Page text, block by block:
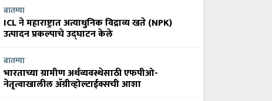
बातम्या
ICL ने महाराष्ट्रात अत्याधुनिक विद्राव्य खते (NPK)
उत्पादन प्रकल्पाचे उद्घाटन केले
बातम्या
भारताच्या ग्रामीण अर्थव्यवस्थेसाठी एफपीओ-
नेतृत्वाखालील अ‍ॅग्रीव्होल्टाईक्सची आशा